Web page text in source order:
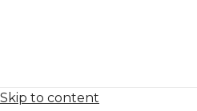
Skip to content